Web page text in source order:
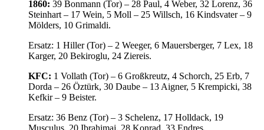
1860: 39 Bonmann (Tor) – 28 Paul, 4 Weber, 32 Lorenz, 36
Steinhart – 17 Wein, 5 Moll – 25 Willsch, 16 Kindsvater – 9
Mölders, 10 Grimaldi.
Ersatz: 1 Hiller (Tor) – 2 Weeger, 6 Mauersberger, 7 Lex, 18
Karger, 20 Bekiroglu, 24 Ziereis.
KFC: 1 Vollath (Tor) – 6 Großkreutz, 4 Schorch, 25 Erb, 7
Dorda – 26 Öztürk, 30 Daube – 13 Aigner, 5 Krempicki, 38
Kefkir – 9 Beister.
Ersatz: 36 Benz (Tor) – 3 Schelenz, 17 Holldack, 19
Musculus, 20 Ibrahimaj, 28 Konrad, 33 Endres.